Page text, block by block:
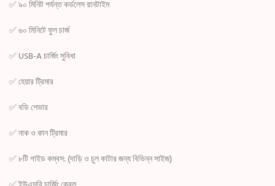
✅ ৯০ মিনিট পর্যন্ত কর্ডলেস রানটাইম
✅ ৬০ মিনিটে ফুল চার্জ
✅ USB-A চার্জিং সুবিধা
✅ হেয়ার ট্রিমার
✅ বডি শেভার
✅ নাক ও কান ট্রিমার
✅ ৮টি গাইড কম্বস: (দাড়ি ও চুল কাটার জন্য বিভিন্ন সাইজ)